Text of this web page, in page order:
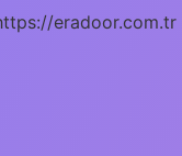
eradoor.com.tr